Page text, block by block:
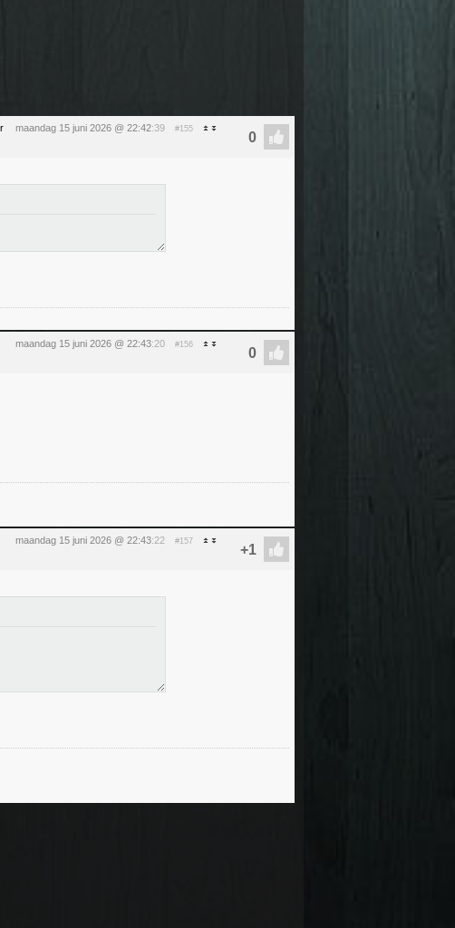
maandag 15 juni 2026 @ 22:42:39 #155
maandag 15 juni 2026 @ 22:43:20 #156
maandag 15 juni 2026 @ 22:43:22 #157